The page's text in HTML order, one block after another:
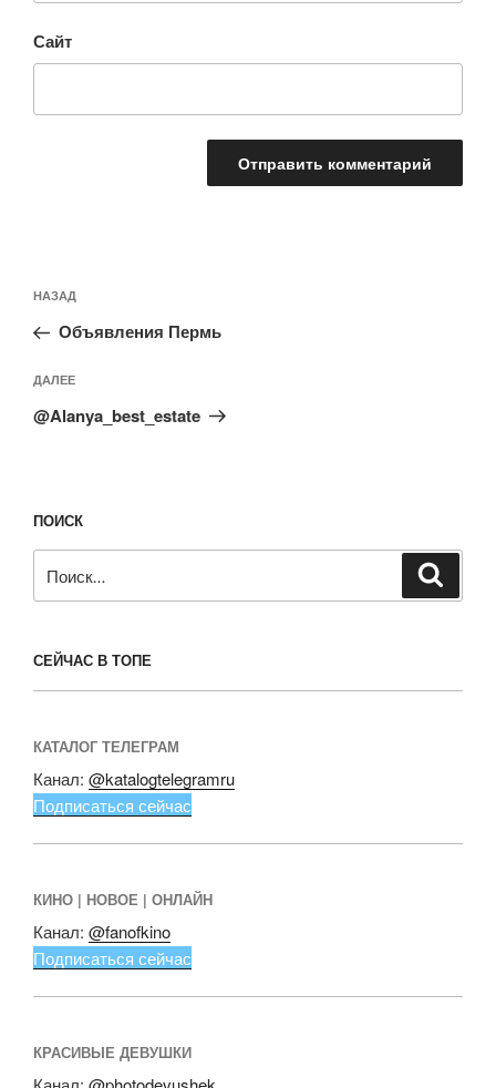
Сайт
по
записям
Предыдущая
запись:
НАЗАД
Объявления Пермь
Следующая
запись
ДАЛЕЕ
@Alanya_best_estate
ПОИСК
СЕЙЧАС В ТОПЕ
КАТАЛОГ ТЕЛЕГРАМ
Канал: @katalogtelegramru
Подписаться сейчас
КИНО | НОВОЕ | ОНЛАЙН
Канал: @fanofkino
Подписаться сейчас
КРАСИВЫЕ ДЕВУШКИ